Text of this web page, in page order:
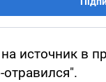
источник в